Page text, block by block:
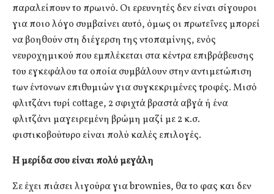
παραλείπουν το πρωινό. Οι ερευνητές δεν είναι σίγουροι
για ποιο λόγο συμβαίνει αυτό, όμως οι πρωτεΐνες μπορεί
να βοηθούν στη διέγερση της ντοπαμίνης, ενός
νευροχημικού που εμπλέκεται στα κέντρα επιβράβευσης
του εγκεφάλου τα οποία συμβάλουν στην αντιμετώπιση
των έντονων επιθυμιών για συγκεκριμένες τροφές. Μισό
φλιτζάνι τυρί cottage, 2 σφιχτά βραστά αβγά ή ένα
φλιτζάνι μαγειρεμένη βρώμη μαζί με 2 κ.σ.
φιστικοβούτυρο είναι πολύ καλές επιλογές.
Η μερίδα σου είναι πολύ μεγάλη
Σε έχει πιάσει λιγούρα για brownies, θα το φας και δεν